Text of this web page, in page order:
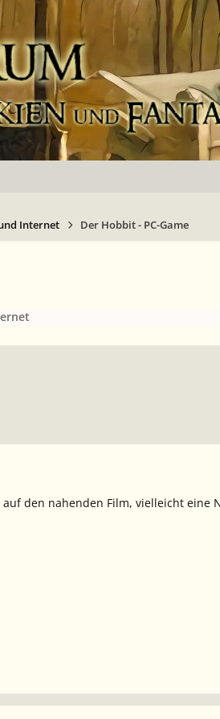
Internet Der Hobbit - PC-Game
den nahenden Film, vielleicht eine